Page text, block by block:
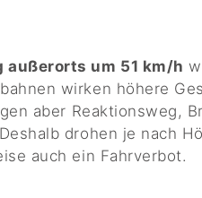
um 51 km/h
wirken höhere
aber Reaktionsweg,
drohen je nach
auch ein Fahrverbot.